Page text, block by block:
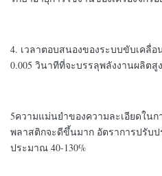
4. เวลาตอบสนองของระบบขับเคลื่อ
0.005 วินาทีที่จะบรรลุพลังงานผลิตสู
5ความแม่นยําของความละเอียดใน
พลาสติกจะดีขึ้นมาก อัตราการปรับ
ประมาณ 40-130%